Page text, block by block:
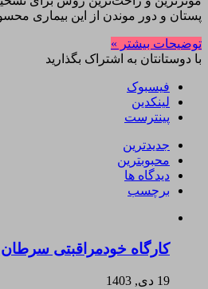
پستان و دور موندن از این بیماری
توضیحات بیشتر »
با دوستانتان به اشتراک بگذارید
فیسبوک
لینکدین
پینترست
جدیدترین
محبوبترین
دیدگاه ها
برچسب
کارگاه خودمراقبتی
19 دی, 1403